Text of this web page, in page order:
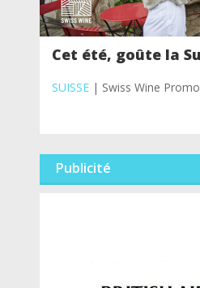
Cet été, goûte la
SUISSE| Swiss Wine
Publicité